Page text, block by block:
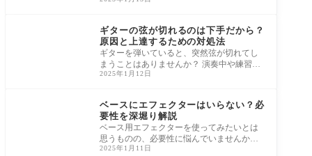
ギターの弦が切れるのは下手だから？
原因と上達するための対処法
ギターを弾いていると、突然弦が切れてし
まうことはありませんか？ 演奏中や練習中
に切れると、怖いしモチベーションも下が
2025年1月12日
ベースにエフェクターはいらない？必
要性を深堀り解説
ベース用エフェクターを使ってみたいとは
思うものの、必要性に悩んでいませんか？
エフェクターを使えば音をカスタマイズで
2025年1月11日